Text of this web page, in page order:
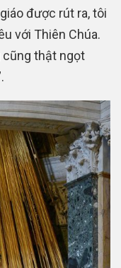
được rút ra, tôi
với Thiên Chúa.
cũng thật ngọt